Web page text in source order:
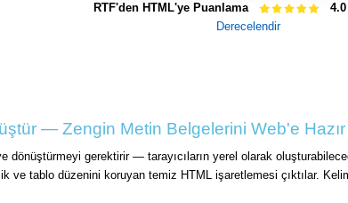
RTF'den HTML'ye Puanlama 4.0
Derecelendir
— Zengin Metin Belgelerini Web'e
dönüştürmeyi gerektirir — tarayıcıların yerel olarak
ve tablo düzenini koruyan temiz HTML işaretlemesi çıktılar.